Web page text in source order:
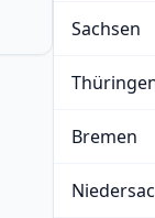
Sachsen
Bremen